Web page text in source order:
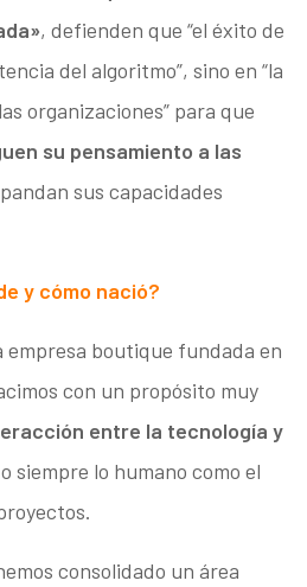
, defienden que “el éxito de
del algoritmo”, sino en “la
organizaciones” para que
su pensamiento a las
sus capacidades
y cómo nació?
empresa boutique fundada en
con un propósito muy
entre la tecnología y
siempre lo humano como el
consolidado un área